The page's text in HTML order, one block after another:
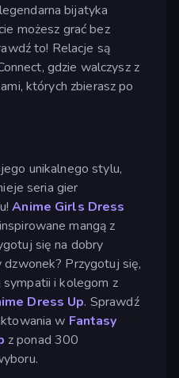
bijatyka
możesz grać bez
to! Relacje są
gdzie walczysz z
których zbierasz po
unikalnego stylu,
seria gier
Anime Girls Dress
mangą z
się na dobry
dzwonek? Przygotuj się,
i kolegom z
Dress Up. Sprawdź
w Fantasy
z ponad 300